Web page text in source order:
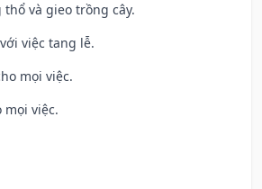
và gieo trồng cây.
việc tang lễ.
mọi việc.
mọi việc.